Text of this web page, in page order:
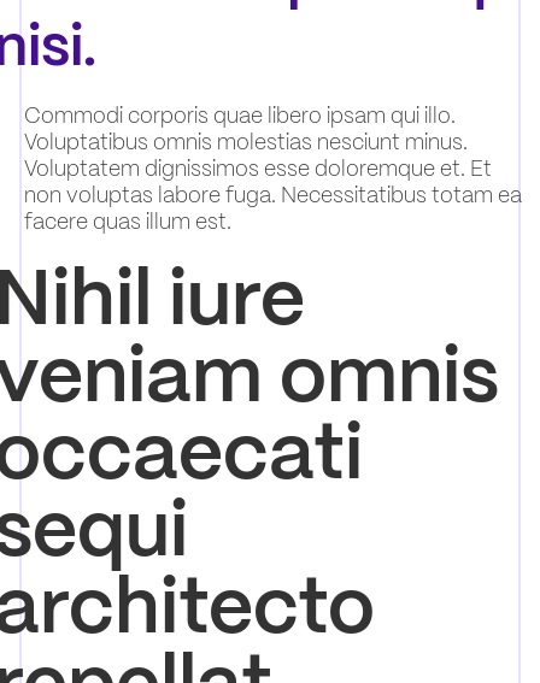
Commodi corporis quae libero ipsam qui illo.
Voluptatibus omnis molestias nesciunt minus.
Voluptatem dignissimos esse doloremque et. Et
non voluptas labore fuga. Necessitatibus totam ea
facere quas illum est.
iure
omnis